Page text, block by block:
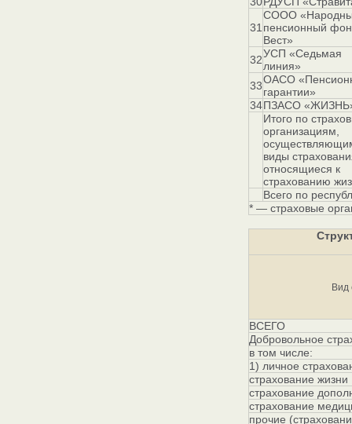
31
СООО
пенсионный
Вест»
32УСП «Седьмая
линия»
33ОАСО
гарантии»
34ПЗАСО
Итого по
организациям,
виды
относящиеся к
страхованию
Всего по
* — страховые
Вид
ВСЕГО
Добровольное
в том числе:
1) личное
страхование жизни
страхование
страхование
прочие